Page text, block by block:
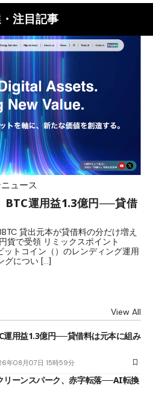
注目記事
ュース
BTC運用益1.3億円──貸借
貸出元本が貸借料の分だけ増え
貨で受領 リミックスポイント
ットコイン（）のレンディング運用
グについ […]
View All
運用益1.3億円──貸借料は元本に組み
年08月07日 15時59分
リーンスパーク、赤字転落──AI転換